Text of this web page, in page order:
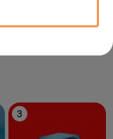
Show Me Love
3